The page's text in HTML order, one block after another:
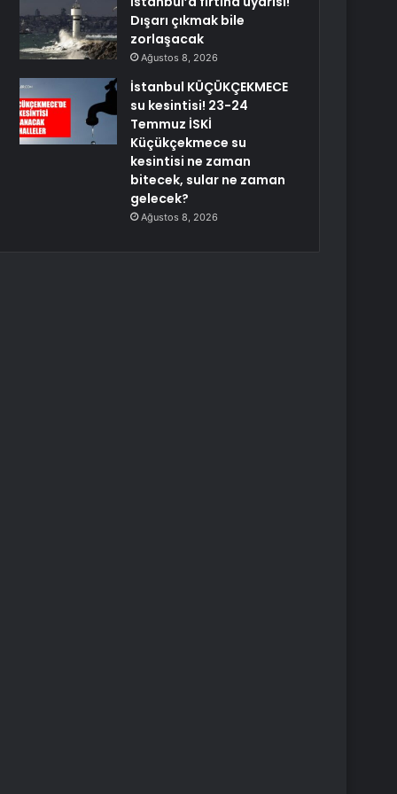
Dışarı çıkmak bile
zorlaşacak
Ağustos 8, 2026
İstanbul KÜÇÜKÇEKMECE
su kesintisi! 23-24
Temmuz İSKİ
Küçükçekmece su
kesintisi ne zaman
bitecek, sular ne zaman
gelecek?
Ağustos 8, 2026